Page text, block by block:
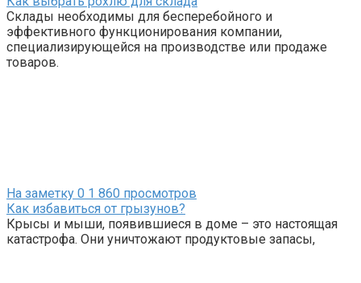
Склады необходимы для бесперебойного и
эффективного функционирования компании,
специализирующейся на производстве или продаже
товаров.
На заметку 0 1 860 просмотров
Как избавиться от грызунов?
Крысы и мыши, появившиеся в доме – это настоящая
катастрофа. Они уничтожают продуктовые запасы,